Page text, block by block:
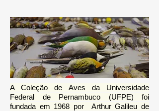
A Coleção de Aves da Universidade
Federal de Pernambuco (UFPE) foi
fundada em 1968 por Arthur Galileu de